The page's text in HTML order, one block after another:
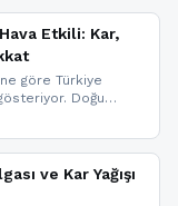
Etkili: Kar,
göre Türkiye
Doğu
Marmara ve
sis ve pus
ve Kar Yağışı